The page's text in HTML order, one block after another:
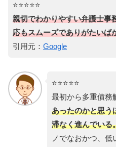
⭐️⭐️⭐️⭐️⭐️
親切でわかりやすい弁護士事
応もスムーズでありがたいば
引用元： Google
⭐️⭐️⭐️⭐️⭐️
最初から多重債務
あったのかと思う
滞なく進んでいる
ノでなおかつ、低